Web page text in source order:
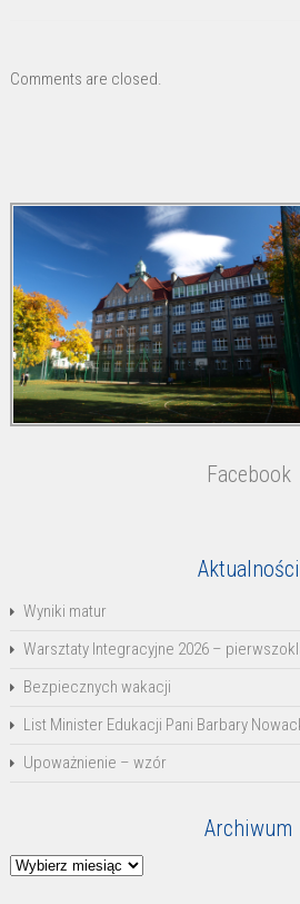
Comments are closed.
Facebook
Aktualności
Wyniki matur
Warsztaty Integracyjne 2026 –
Bezpiecznych wakacji
List Minister Edukacji Pani Barbary
Upoważnienie – wzór
Archiwum
Archiwum